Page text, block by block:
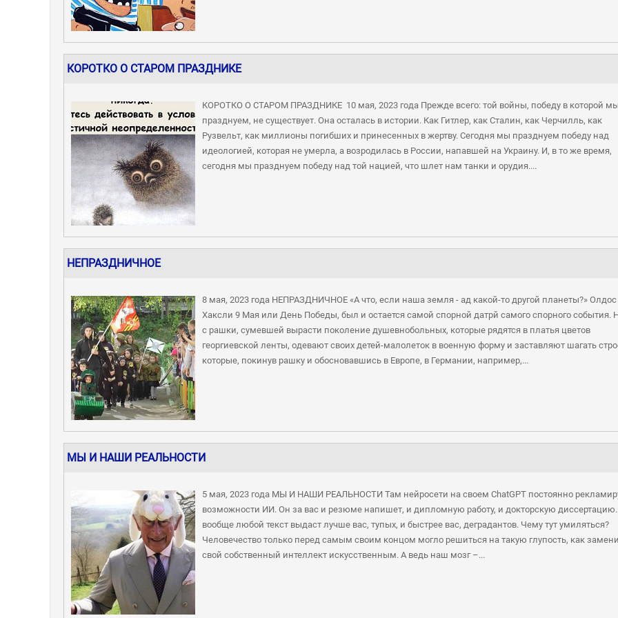
КОРОТКО О СТАРОМ ПРАЗДНИКЕ
КОРОТКО О СТАРОМ ПРАЗДНИКЕ 10 мая, 2023 года Прежде всего: той войны, победу в которой
празднуем, не существует. Она осталась в истории. Как Гитлер, как Сталин, как Черчилль, как
Рузвельт, как миллионы погибших и принесенных в жертву. Сегодня мы празднуем победу над
идеологией, которая не умерла, а возродилась в России, напавшей на Украину. И, в то же время,
сегодня мы празднуем победу над той нацией, что шлет нам танки и орудия....
НЕПРАЗДНИЧНОЕ
8 мая, 2023 года НЕПРАЗДНИЧНОЕ «А что, если наша земля - ад какой-то другой планеты?» Олдос
Хаксли 9 Мая или День Победы, был и остается самой спорной датрй самого спорного события.
с рашки, сумевшей вырасти поколение душевнобольных, которые рядятся в платья цветов
георгиевской ленты, одевают своих детей-малолеток в военную форму и заставляют шагать
которые, покинув рашку и обосновавшись в Европе, в Германии, например,...
МЫ И НАШИ РЕАЛЬНОСТИ
5 мая, 2023 года МЫ И НАШИ РЕАЛЬНОСТИ Там нейросети на своем ChatGPT постоянно
возможности ИИ. Он за вас и резюме напишет, и дипломную работу, и докторскую
вообще любой текст выдаст лучше вас, тупых, и быстрее вас, деградантов. Чему тут умиляться?
Человечество только перед самым своим концом могло решиться на такую глупость, как
свой собственный интеллект искусственным. А ведь наш мозг –...